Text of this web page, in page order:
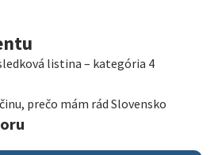
listina – kategória 4
prečo mám rád Slovensko